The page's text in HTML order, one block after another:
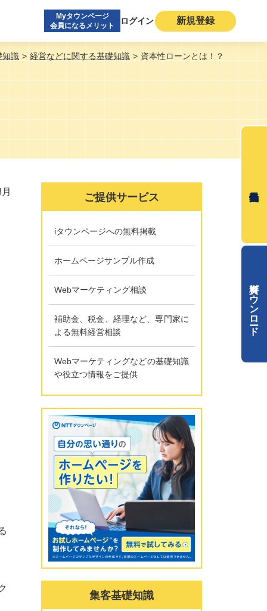
Myタウンページ
会員になるメリット
ログイン 新規登録
資料ダウンロード
知識 経営などに関する基礎知識 資本性ローンとは！？
ご提供サービス
iタウンページへの無料掲載
ホームページサンプル作成
Webマーケティング相談
補助金、税金、経理など、専門家に
よる無料経営相談
Webマーケティングなどの基礎知識
や役立つ情報をご提供
集客基礎知識